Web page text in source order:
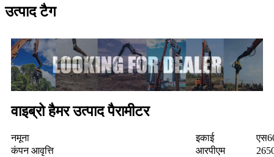
उत्पाद टैग
वाइब्रो हैमर उत्पाद पैरामीटर
नमूना इकाई
कंपन आवृत्ति
आरपीएम